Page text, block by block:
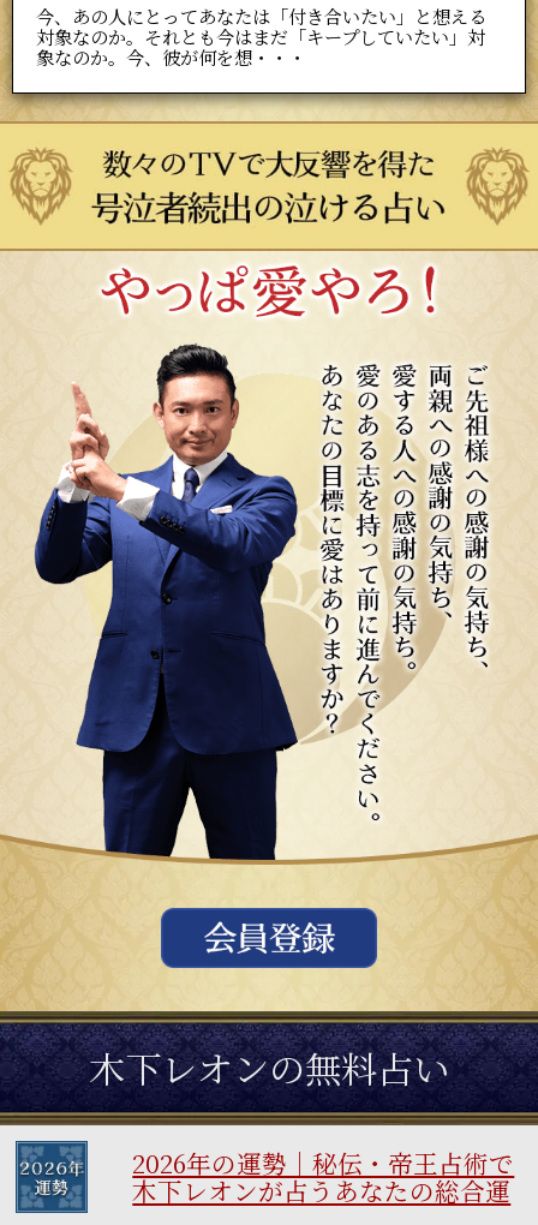
今、あの人にとってあなたは「付き合いたい」と想える
対象なのか。それとも今はまだ「キープしていたい」対
象なのか。今、彼が何を想・・・
木下レオンの無料占い
2026年の運勢｜秘伝・帝王占術で
木下レオンが占うあなたの総合運